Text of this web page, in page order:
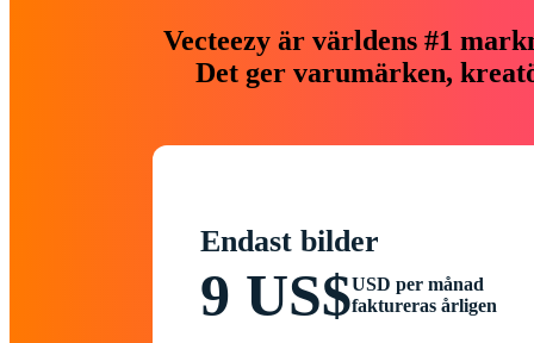
Vecteezy är världens #1
Det ger varumärken,
Endast bilder
9 US$USD per månad
faktureras årligen